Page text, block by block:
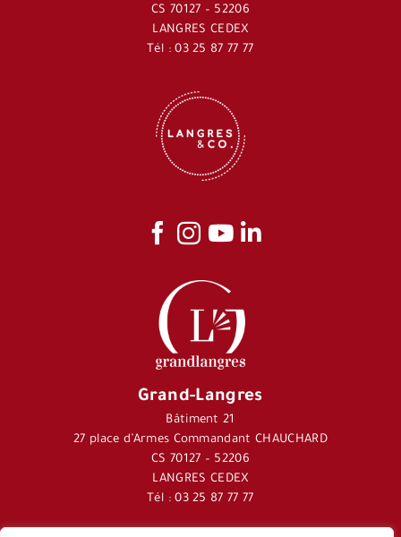
CS 70127 – 52206
LANGRES CEDEX
Tél : 03 25 87 77 77
Grand-Langres
Bâtiment 21
27 place d’Armes Commandant CHAUCHARD
CS 70127 – 52206
LANGRES CEDEX
Tél : 03 25 87 77 77